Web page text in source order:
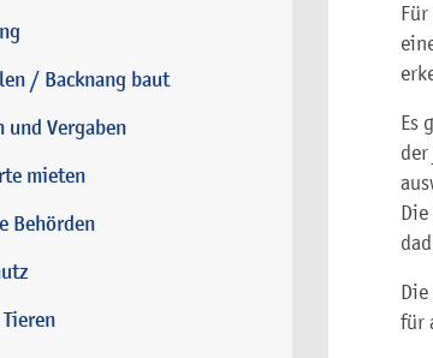
/ Backnang baut
und Vergaben
mieten
Behörden
Es
für